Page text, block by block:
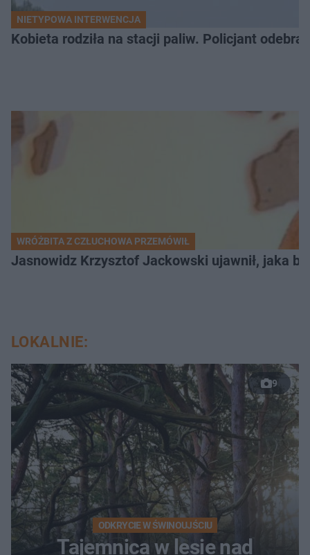
NIETYPOWA INTERWENCJA
Kobieta rodziła na stacji paliw. Policjant
WRÓŻBITA Z CZŁUCHOWA PRZEMÓWIŁ
Jasnowidz Krzysztof Jackowski ujawnił, jaka
LOKALNIE:
9
ODKRYCIE W ŚWINOUJŚCIU
Tajemnica w lesie nad